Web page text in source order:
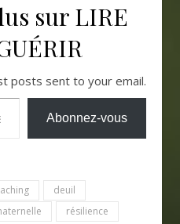
sur LIRE
posts sent to your email.
mail…
Abonnez-vous
deuil
résilience